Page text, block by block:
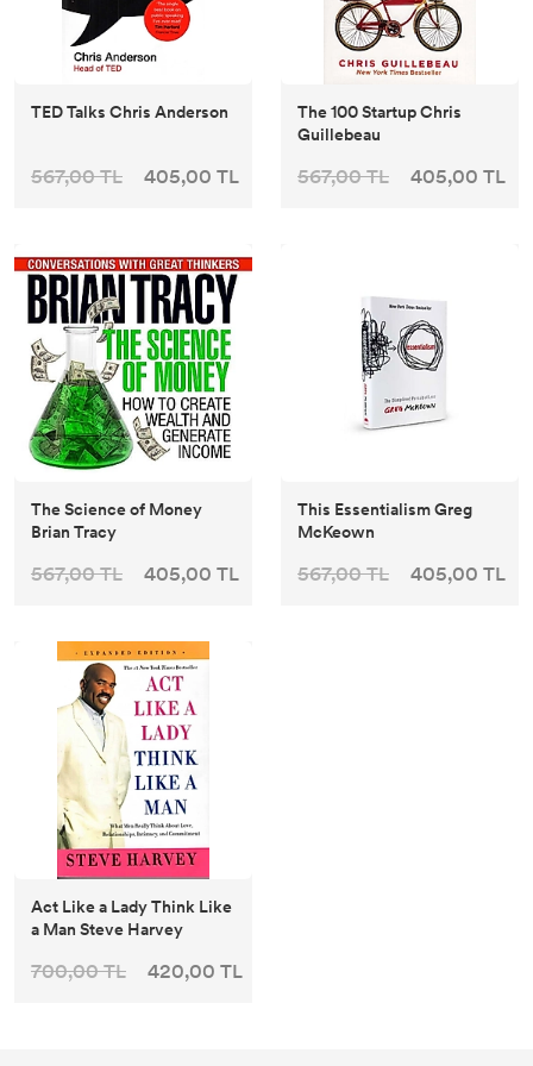
TED Talks Chris Anderson
567,00 TL 405,00 TL
The 100 Startup Chris
Guillebeau
567,00 TL 405,00 TL
The Science of Money
Brian Tracy
567,00 TL 405,00 TL
This Essentialism Greg
McKeown
567,00 TL 405,00 TL
Act Like a Lady Think Like
a Man Steve Harvey
700,00 TL 420,00 TL
İngilizce Dil Eğitimi